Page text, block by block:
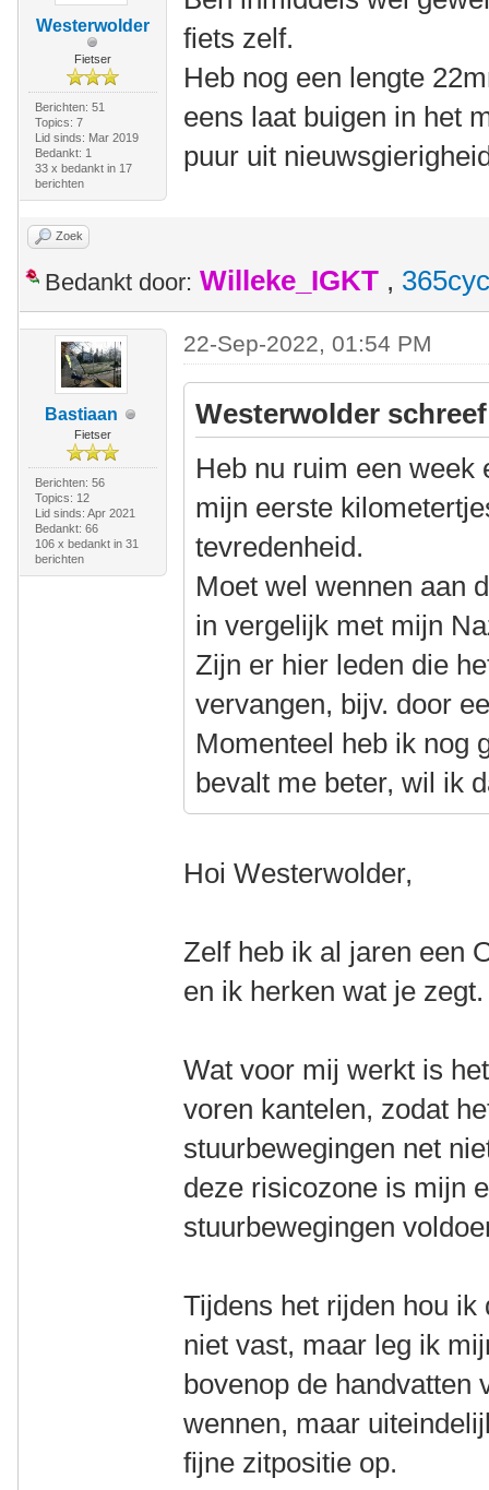
Westerwolder
Fietser
Berichten: 51
Topics: 7
Lid sinds: Mar 2019
Bedankt: 1
33 x bedankt in 17
berichten
fiets zelf.
Heb nog een lengte
eens laat buigen in het
puur uit
Zoek
Bedankt door: Willeke_IGKT ,
Bastiaan
Fietser
Berichten: 56
Topics: 12
Lid sinds: Apr 2021
Bedankt: 66
106 x bedankt in 31
berichten
22-Sep-2022, 01:54 PM
Westerwolder
Heb nu ruim een week
mijn eerste
tevredenheid.
Moet wel wennen aan
in vergelijk met mijn
Zijn er hier leden die
vervangen, bijv. door
Momenteel heb ik nog
bevalt me beter, wil ik
Hoi Westerwolder,
Zelf heb ik al jaren een
en ik herken wat je zegt.
Wat voor mij werkt is
voren kantelen, zodat
stuurbewegingen net
deze risicozone is mijn
stuurbewegingen
Tijdens het rijden hou
niet vast, maar leg ik
bovenop de handvatten
wennen, maar
fijne zitpositie op.